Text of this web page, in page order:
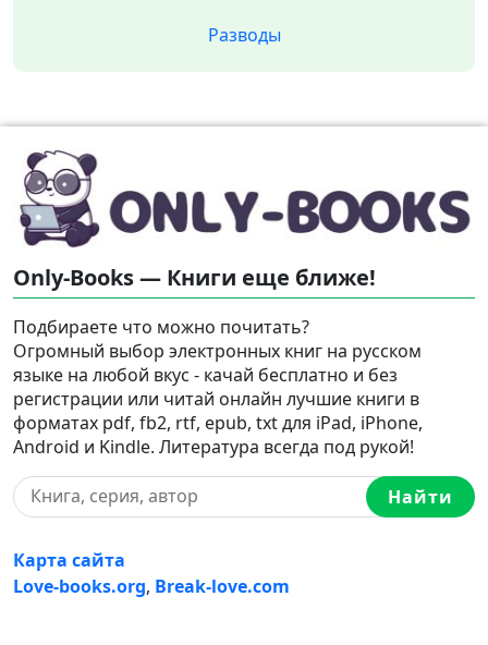
Разводы
Only-Books — Книги еще ближе!
Подбираете что можно почитать?
Огромный выбор электронных книг на русском
языке на любой вкус - качай бесплатно и без
регистрации или читай онлайн лучшие книги в
форматах pdf, fb2, rtf, epub, txt для iPad, iPhone,
Android и Kindle. Литература всегда под рукой!
Найти
Карта сайта
Love-books.org, Break-love.com